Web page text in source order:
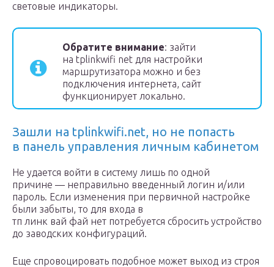
световые индикаторы.
Обратите внимание: зайти
на tplinkwifi net для настройки
маршрутизатора можно и без
подключения интернета, сайт
функционирует локально.
Зашли на tplinkwifi.net, но не попасть
в панель управления личным кабинетом
Не удается войти в систему лишь по одной
причине — неправильно введенный логин и/или
пароль. Если изменения при первичной настройке
были забыты, то для входа в
тп линк вай фай нет потребуется сбросить устройство
до заводских конфигураций.
Еще спровоцировать подобное может выход из строя